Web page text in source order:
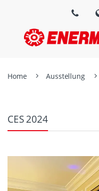
Home Ausstellung
CES 2024